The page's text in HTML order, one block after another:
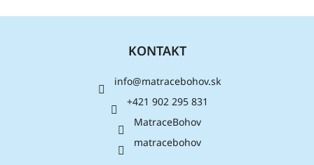
KONTAKT
info@matracebohov.sk
+421 902 295 831
MatraceBohov
matracebohov